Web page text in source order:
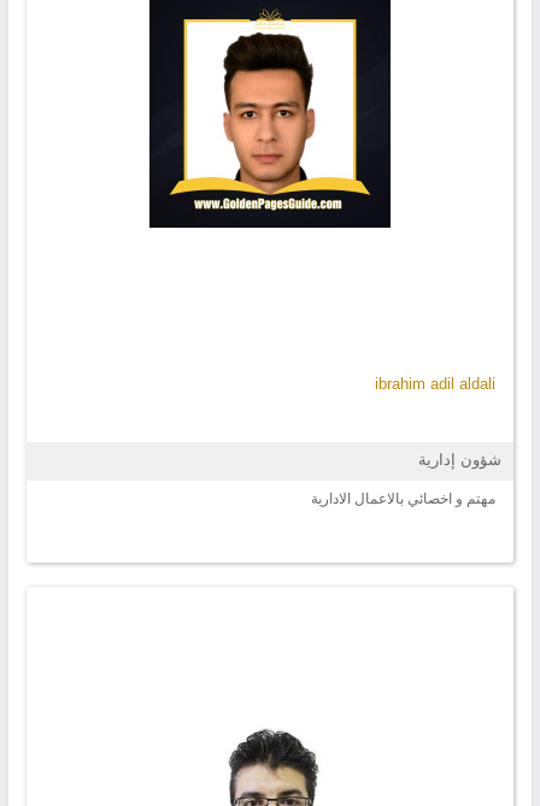
ibrahim adil aldali
شؤون إدارية
مهتم و اخصائي بالاعمال الادارية